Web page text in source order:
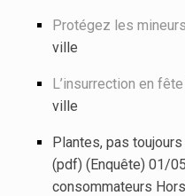
Protégez les mineurs
ville
L’insurrection en fête
ville
Plantes, pas
(pdf) (Enquête) 01/
consommateurs